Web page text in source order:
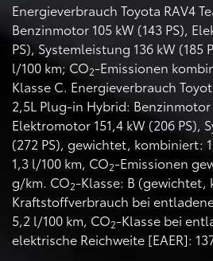
Energieverbrauch Toyota RAV4
Benzinmotor 105 kW (143 PS),
PS), Systemleistung 136 kW (185
l/100 km; CO2-Emissionen
Klasse C. Energieverbrauch
2,5L Plug-in Hybrid: Benzinmotor
Elektromotor 151,4 kW (206 PS),
(272 PS), gewichtet, kombiniert:
1,3 l/100 km, CO2-Emissionen
g/km. CO2-Klasse: B (gewichtet,
Kraftstoffverbrauch bei
5,2 l/100 km, CO2-Klasse bei
elektrische Reichweite [EAER]: